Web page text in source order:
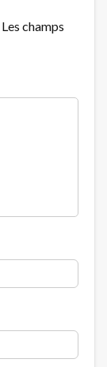
Les champs